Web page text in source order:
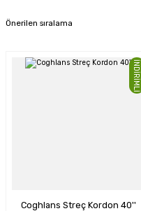
İNDİRİMLİ
Coghlans Streç Kordon 40''